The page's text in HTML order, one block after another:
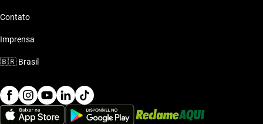
Contato
Imprensa
🇧🇷 Brasil